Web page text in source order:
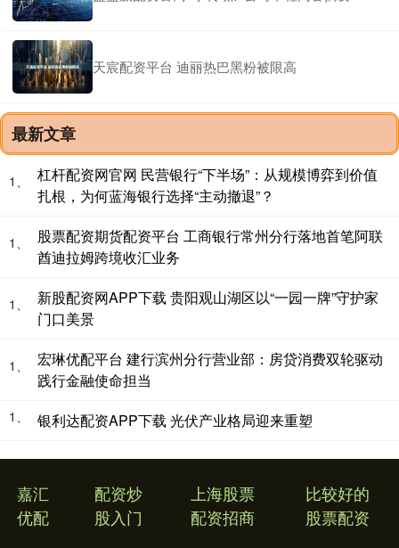
天宸配资平台 迪丽热巴黑粉被限高
最新文章
1、
杠杆配资网官网 民营银行“下半场”：从规模博弈到价值
扎根，为何蓝海银行选择“主动撤退”？
1、
股票配资期货配资平台 工商银行常州分行落地首笔阿联
酋迪拉姆跨境收汇业务
1、
新股配资网APP下载 贵阳观山湖区以“一园一牌”守护家
门口美景
1、
宏琳优配平台 建行滨州分行营业部：房贷消费双轮驱动
践行金融使命担当
1、 银利达配资APP下载 光伏产业格局迎来重塑
嘉汇
优配
配资炒
股入门
上海股票
配资招商
比较好的
股票配资